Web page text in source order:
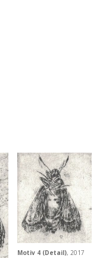
Motiv 4 (Detail), 2017